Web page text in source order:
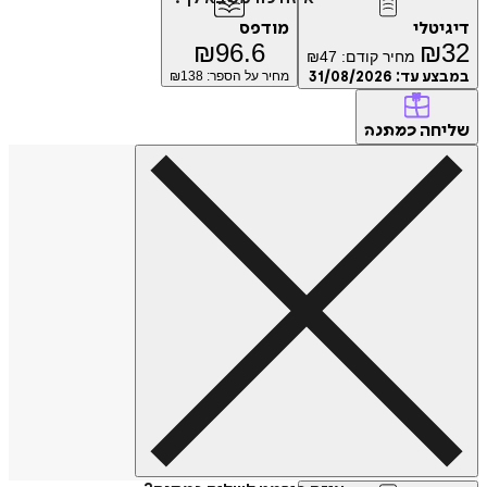
₪ מחיר קודם: ₪47
עד:31/08/2026
מודפס
₪96.6
מחיר על הספר: ₪138
כמתנה